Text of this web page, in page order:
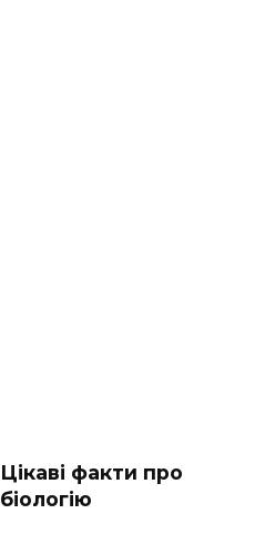
Цікаві факти про
біологію